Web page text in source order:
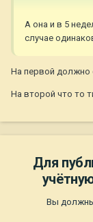
А она и в 5
случае
На первой должно
На второй что то
Для
Вы